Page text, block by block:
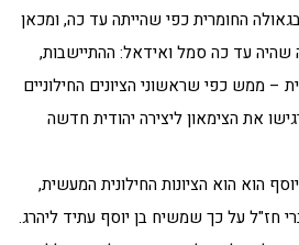
החומרית כפי שהייתה עד כה, ומכאן
שהיה עד כה סמל ואידאל: ההתיישבות,
– ממש כפי שראשוני הציונים החילוניים
את הצימאון ליצירה יהודית חדשה
הוא הוא הציונות החילונית המעשית,
חז"ל על כך שמשיח בן יוסף עתיד ליהרג.